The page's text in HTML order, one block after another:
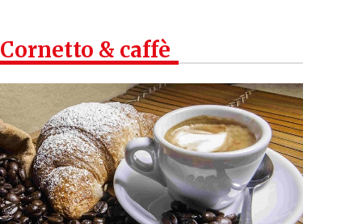
Cornetto & caffè